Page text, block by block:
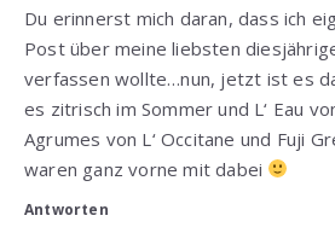
Du erinnerst mich daran, dass ich
Post über meine liebsten
verfassen wollte…nun, jetzt ist es
es zitrisch im Sommer und L‘ Eau
Agrumes von L‘ Occitane und Fuji
waren ganz vorne mit dabei
Antworten